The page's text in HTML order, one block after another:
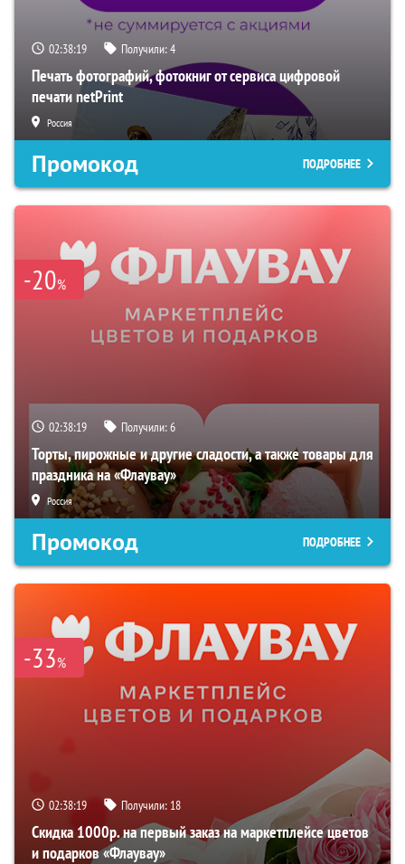
02:38:18 Получили:4
Печать фотографий, фотокниг от сервиса цифровой
печати netPrint
Россия
Промокод ПОДРОБНЕЕ
-20%
02:38:18 Получили:6
Торты, пирожные и другие сладости, а также товары для
праздника на «Флаувау»
Россия
Промокод ПОДРОБНЕЕ
-33%
02:38:18 Получили: 18
Скидка 1000р. на первый заказ на маркетплейсе цветов
и подарков «Флаувау»